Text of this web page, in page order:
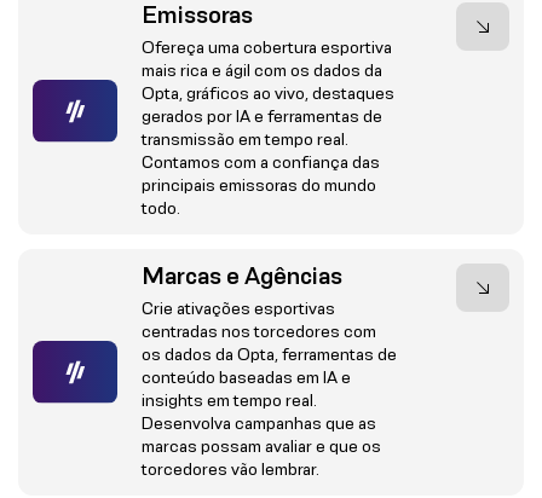
Emissoras
Ofereça uma cobertura esportiva
mais rica e ágil com os dados da
Opta, gráficos ao vivo, destaques
gerados por IA e ferramentas de
transmissão em tempo real.
Contamos com a confiança das
principais emissoras do mundo
todo.
Marcas e Agências
Crie ativações esportivas
centradas nos torcedores com
os dados da Opta, ferramentas de
conteúdo baseadas em IA e
insights em tempo real.
Desenvolva campanhas que as
marcas possam avaliar e que os
torcedores vão lembrar.